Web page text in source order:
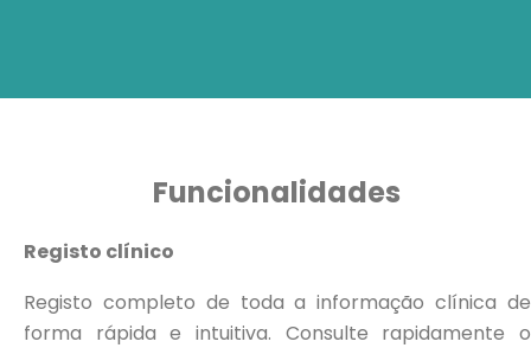
Funcionalidades
Registo clínico
Registo completo de toda a informação clínica de
forma rápida e intuitiva. Consulte rapidamente o